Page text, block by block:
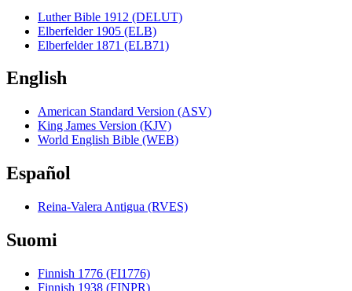
Luther Bible 1912 (DELUT)
Elberfelder 1905 (ELB)
Elberfelder 1871 (ELB71)
English
American Standard Version (ASV)
King James Version (KJV)
World English Bible (WEB)
Español
Reina-Valera Antigua (RVES)
Suomi
Finnish 1776 (FI1776)
Finnish 1938 (FINPR)